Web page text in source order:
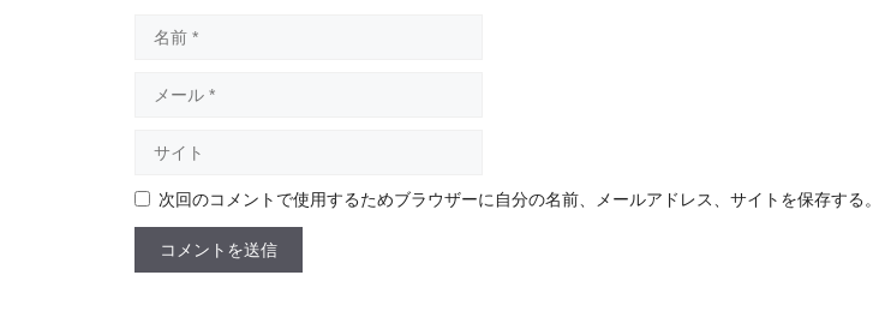
次回のコメントで使用するためブラウザーに自分の名前、メールアドレス、サイトを保存する。